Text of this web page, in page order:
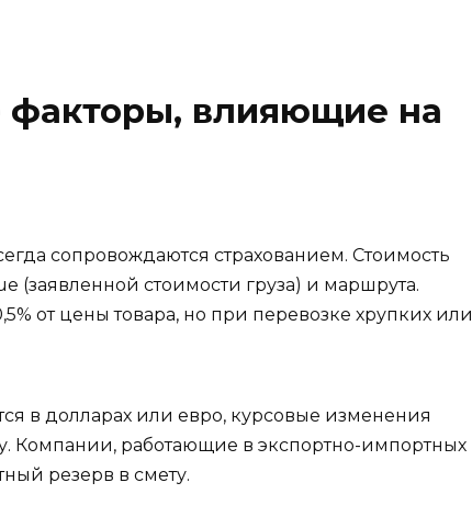
влияющие на
сопровождаются страхованием. Стоимость
(заявленной стоимости груза) и маршрута.
от цены товара, но при перевозке хрупких или
в долларах или евро, курсовые изменения
Компании, работающие в экспортно-импортных
резерв в смету.